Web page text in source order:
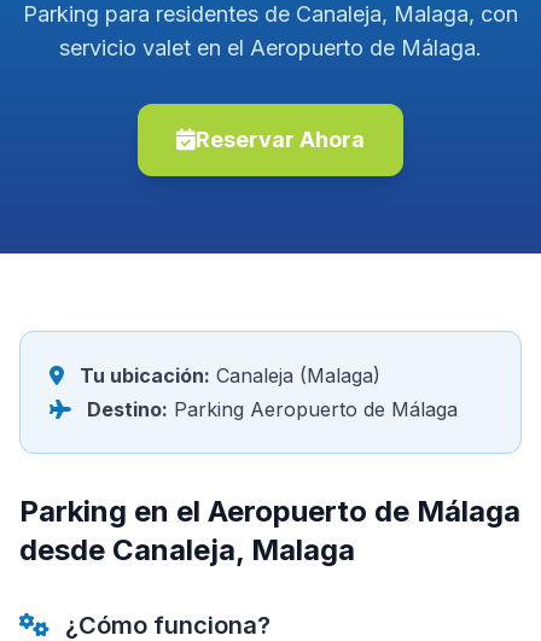
Parking para residentes de Canaleja, Malaga, con
servicio valet en el Aeropuerto de Málaga.
Reservar Ahora
Tu ubicación: Canaleja (Malaga)
Destino: Parking Aeropuerto de Málaga
Parking en el Aeropuerto de Málaga
desde Canaleja, Malaga
¿Cómo funciona?